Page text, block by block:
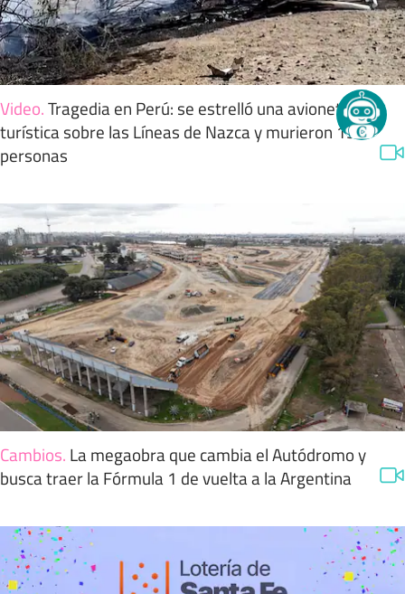
Video.Tragedia en Perú: se estrelló una avioneta
turística sobre las Líneas de Nazca y murieron 13
personas
Cambios. La megaobra que cambia el Autódromo y
busca traer la Fórmula 1 de vuelta a la Argentina